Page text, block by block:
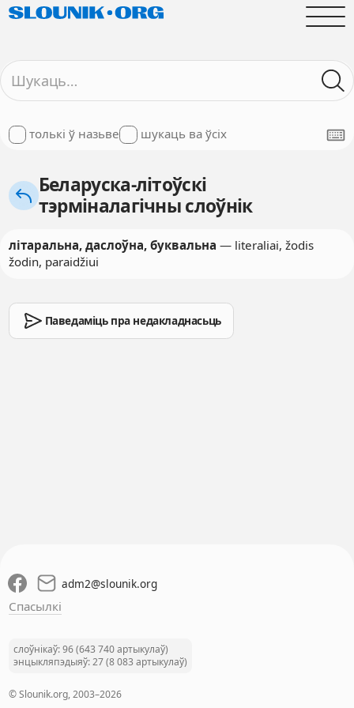
толькі ў назьве шукаць ва ўсіх
Беларуска-літоўскі
тэрміналагічны слоўнік
літаральна, даслоўна, буквальна — literaliai, žodis
žodin, paraidžiui
Паведаміць пра недакладнасьць
adm2@slounik.org
Спасылкі
слоўнікаў: 96 (643 740 артыкулаў)
энцыкляпэдыяў: 27 (8 083 артыкулаў)
© Slounik.org, 2003–2026